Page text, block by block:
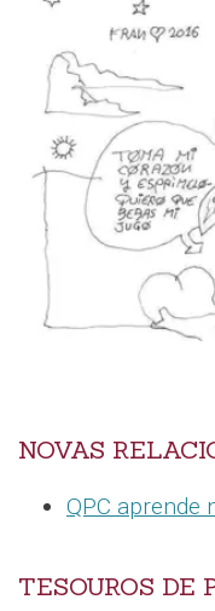
NOVAS
QPC aprende
TESOUROS DE